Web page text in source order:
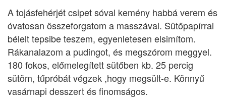
A tojásfehérjét csipet sóval kemény habbá verem és
óvatosan összeforgatom a masszával. Sütőpapírral
bélelt tepsibe teszem, egyenletesen elsimítom.
Rákanalazom a pudingot, és megszórom meggyel.
180 fokos, előmelegített sütőben kb. 25 percig
sütöm, tűpróbát végzek ,hogy megsült-e. Könnyű
vasárnapi desszert és finomságos.